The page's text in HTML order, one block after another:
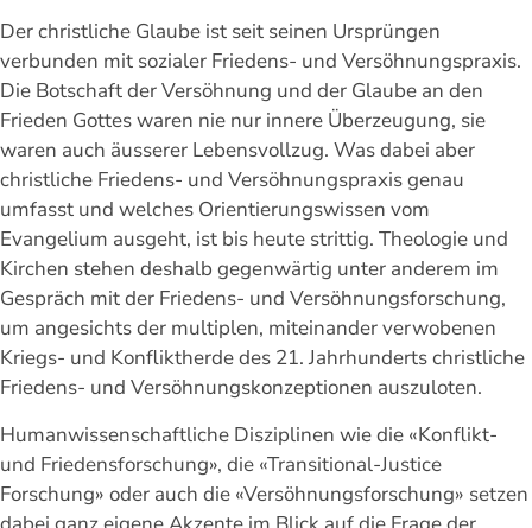
Der christliche Glaube ist seit seinen Ursprüngen
verbunden mit sozialer Friedens- und Versöhnungspraxis.
Die Botschaft der Versöhnung und der Glaube an den
Frieden Gottes waren nie nur innere Überzeugung, sie
waren auch äusserer Lebensvollzug. Was dabei aber
christliche Friedens- und Versöhnungspraxis genau
umfasst und welches Orientierungswissen vom
Evangelium ausgeht, ist bis heute strittig. Theologie und
Kirchen stehen deshalb gegenwärtig unter anderem im
Gespräch mit der Friedens- und Versöhnungsforschung,
um angesichts der multiplen, miteinander verwobenen
Kriegs- und Konfliktherde des 21. Jahrhunderts christliche
Friedens- und Versöhnungskonzeptionen auszuloten.
Humanwissenschaftliche Disziplinen wie die «Konflikt-
und Friedensforschung», die «Transitional-Justice
Forschung» oder auch die «Versöhnungsforschung» setzen